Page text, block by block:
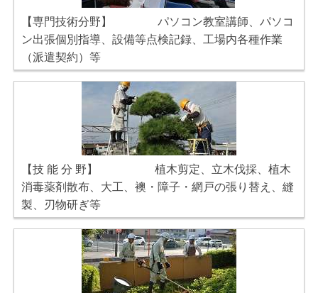
【専門技術分野】 パソコン教室講師、パソコ
ン出張個別指導、設備等点検記録、工場内各種作業
（派遣契約）等
【技 能 分 野】 植木剪定、立木伐採、植木
消毒薬剤散布、大工、襖・障子・網戸の張り替え、縫
製、刃物研ぎ等